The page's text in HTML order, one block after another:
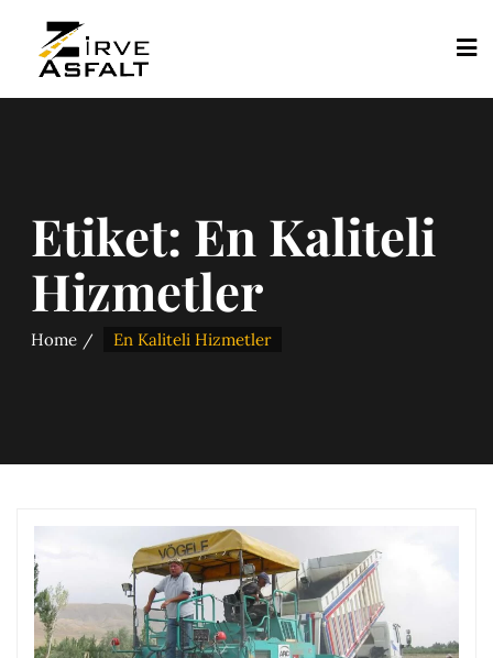
Etiket: En Kaliteli
Hizmetler
Home En Kaliteli Hizmetler